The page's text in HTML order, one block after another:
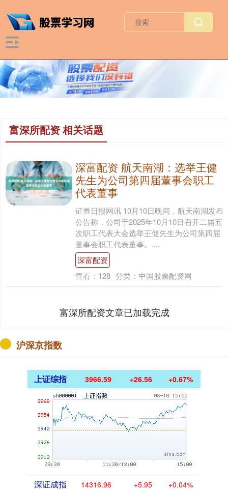
富深所配资 相关话题
深富配资 航天南湖：选举王健
先生为公司第四届董事会职工
代表董事
证券日报网讯 10月10日晚间，航天南湖发布
公告称，公司于2025年10月10日召开二届五
次职工代表大会选举王健先生为公司第四届
董事会职工代表董事。....
深富配资
查看： 128 分类： 中国股票配资网
富深所配资文章已加载完成
沪深京指数
上证综指 3966.59 +26.56 +0.67%
深证成指 14316.96 +5.95 +0.04%